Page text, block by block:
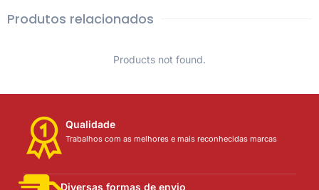
Produtos relacionados
Products not found.
Qualidade
Trabalhos com as melhores e mais reconhecidas marcas
Diversas formas de envio